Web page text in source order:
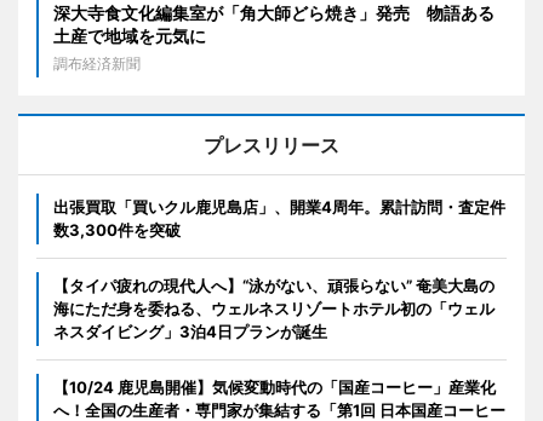
深大寺食文化編集室が「角大師どら焼き」発売 物語ある
土産で地域を元気に
調布経済新聞
プレスリリース
出張買取「買いクル鹿児島店」、開業4周年。累計訪問・査定件
数3,300件を突破
【タイパ疲れの現代人へ】“泳がない、頑張らない” 奄美大島の
海にただ身を委ねる、ウェルネスリゾートホテル初の「ウェル
ネスダイビング」3泊4日プランが誕生
【10/24 鹿児島開催】気候変動時代の「国産コーヒー」産業化
へ！全国の生産者・専門家が集結する「第1回 日本国産コーヒー